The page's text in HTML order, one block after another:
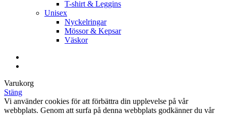
T-shirt & Leggins
Unisex
Nyckelringar
Mössor & Kepsar
Väskor
Varukorg
Stäng
Vi använder cookies för att förbättra din upplevelse på vår
webbplats. Genom att surfa på denna webbplats godkänner du vår